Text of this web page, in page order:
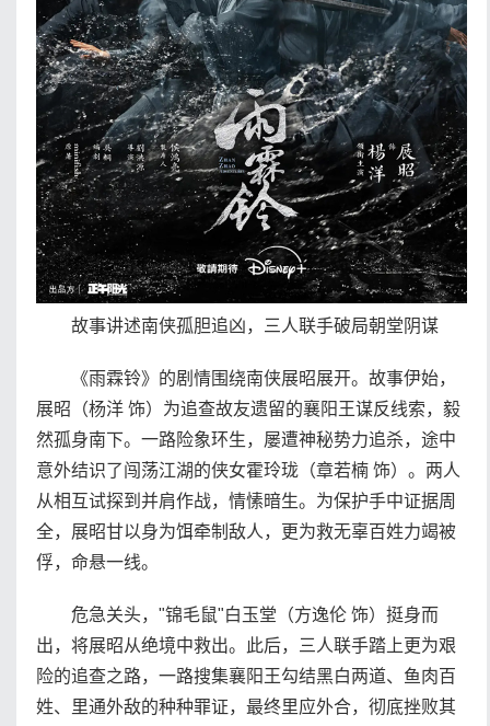
故事讲述南侠孤胆追凶，三人联手破局朝堂阴谋
《雨霖铃》的剧情围绕南侠展昭展开。故事伊始，
展昭（杨洋 饰）为追查故友遗留的襄阳王谋反线索，毅
然孤身南下。一路险象环生，屡遭神秘势力追杀，途中
意外结识了闯荡江湖的侠女霍玲珑（章若楠 饰）。两人
从相互试探到并肩作战，情愫暗生。为保护手中证据周
全，展昭甘以身为饵牵制敌人，更为救无辜百姓力竭被
俘，命悬一线。
危急关头，"锦毛鼠"白玉堂（方逸伦 饰）挺身而
出，将展昭从绝境中救出。此后，三人联手踏上更为艰
险的追查之路，一路搜集襄阳王勾结黑白两道、鱼肉百
姓、里通外敌的种种罪证，最终里应外合，彻底挫败其